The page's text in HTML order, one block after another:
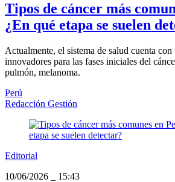
Tipos de cáncer más
¿En qué etapa se suelen
Actualmente, el sistema de salud cuenta con
innovadores para las fases iniciales del
pulmón, melanoma.
Perú
Redacción Gestión
Editorial
10/06/2026
15:43